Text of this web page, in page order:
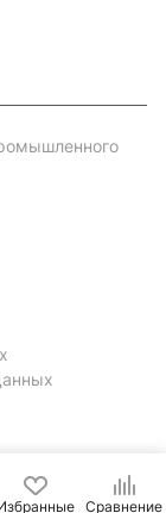
Сравнение